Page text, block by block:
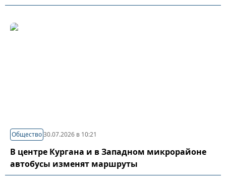
Общество30.07.2026 в 10:21
В центре Кургана и в Западном микрорайоне
автобусы изменят маршруты